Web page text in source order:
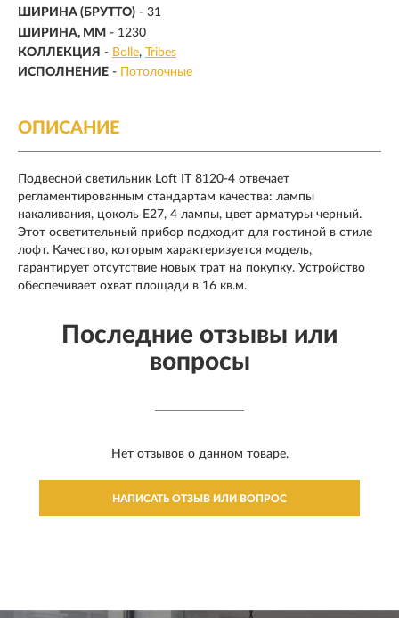
ШИРИНА (БРУТТО) - 31
ШИРИНА, ММ - 1230
КОЛЛЕКЦИЯ - Bolle Tribes
ИСПОЛНЕНИЕ - Потолочные
ОПИСАНИЕ
Подвесной светильник Loft IT 8120-4 отвечает
регламентированным стандартам качества: лампы
накаливания, цоколь E27, 4 лампы, цвет арматуры черный.
Этот осветительный прибор подходит для гостиной в стиле
лофт. Качество, которым характеризуется модель,
гарантирует отсутствие новых трат на покупку. Устройство
обеспечивает охват площади в 16 кв.м.
Последние отзывы или
вопросы
Нет отзывов о данном товаре.
НАПИСАТЬ ОТЗЫВ ИЛИ ВОПРОС